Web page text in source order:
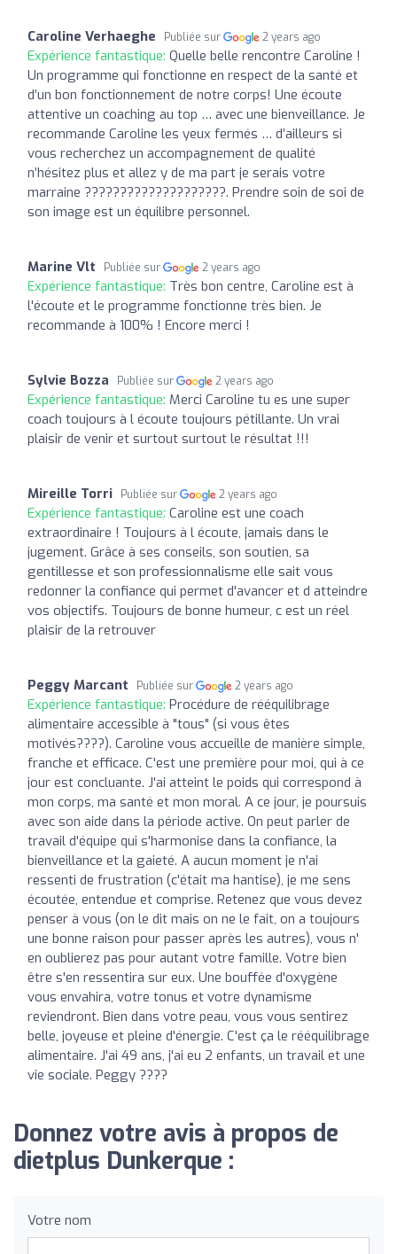
Caroline Verhaeghe Publiée sur 2 years ago
Expérience fantastique: Quelle belle rencontre Caroline !
Un programme qui fonctionne en respect de la santé et
d’un bon fonctionnement de notre corps! Une écoute
attentive un coaching au top … avec une bienveillance. Je
recommande Caroline les yeux fermés … d’ailleurs si
vous recherchez un accompagnement de qualité
n’hésitez plus et allez y de ma part je serais votre
marraine ????????????????????. Prendre soin de soi de
son image est un équilibre personnel.
Marine Vlt Publiée sur 2 years ago
Expérience fantastique: Très bon centre, Caroline est à
l'écoute et le programme fonctionne très bien. Je
recommande à 100% ! Encore merci !
Sylvie Bozza Publiée sur 2 years ago
Expérience fantastique: Merci Caroline tu es une super
coach toujours à l écoute toujours pétillante. Un vrai
plaisir de venir et surtout surtout le résultat !!!
Mireille Torri Publiée sur 2 years ago
Expérience fantastique: Caroline est une coach
extraordinaire ! Toujours à l écoute, jamais dans le
jugement. Grâce à ses conseils, son soutien, sa
gentillesse et son professionnalisme elle sait vous
redonner la confiance qui permet d'avancer et d atteindre
vos objectifs. Toujours de bonne humeur, c est un réel
plaisir de la retrouver
Peggy Marcant Publiée sur 2 years ago
Expérience fantastique: Procédure de rééquilibrage
alimentaire accessible à "tous" (si vous êtes
motivés????). Caroline vous accueille de manière simple,
franche et efficace. C'est une première pour moi, qui à ce
jour est concluante. J'ai atteint le poids qui correspond à
mon corps, ma santé et mon moral. A ce jour, je poursuis
avec son aide dans la période active. On peut parler de
travail d'équipe qui s'harmonise dans la confiance, la
bienveillance et la gaieté. A aucun moment je n'ai
ressenti de frustration (c'était ma hantise), je me sens
écoutée, entendue et comprise. Retenez que vous devez
penser à vous (on le dit mais on ne le fait, on a toujours
une bonne raison pour passer après les autres), vous n'
en oublierez pas pour autant votre famille. Votre bien
être s'en ressentira sur eux. Une bouffée d'oxygène
vous envahira, votre tonus et votre dynamisme
reviendront. Bien dans votre peau, vous vous sentirez
belle, joyeuse et pleine d'énergie. C'est ça le rééquilibrage
alimentaire. J'ai 49 ans, j'ai eu 2 enfants, un travail et une
vie sociale. Peggy ????
Donnez votre avis à propos de
dietplus Dunkerque :
Votre nom